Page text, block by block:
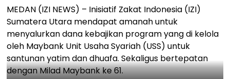
MEDAN (IZI NEWS) – Inisiatif Zakat Indonesia (IZI)
Sumatera Utara mendapat amanah untuk
menyalurkan dana kebajikan program yang di kelola
oleh Maybank Unit Usaha Syariah (USS) untuk
santunan yatim dan dhuafa. Sekaligus bertepatan
dengan Milad Maybank ke 61.